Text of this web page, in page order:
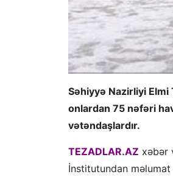
Səhiyyə Nazirliyi
onlardan 75 nəfəri
vətəndaşlardır.
TEZADLAR.AZ xəbər
İnstitutundan